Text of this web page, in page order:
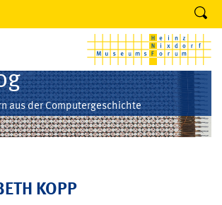
aus der Computergeschichte
KOPP